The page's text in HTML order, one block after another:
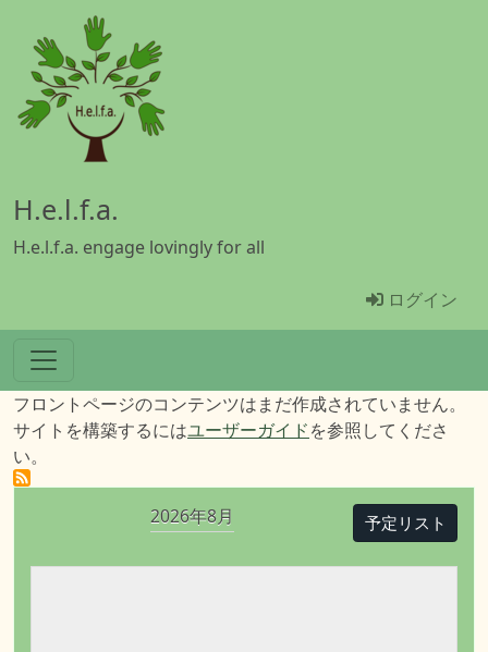
メインコンテンツに移動
H.e.l.f.a.
H.e.l.f.a. engage lovingly for all
Menü
ログイン
フロントページのコンテンツはまだ作成されていません。
サイトを構築するにはユーザーガイドを参照してくださ
い。
2026年8月 予定リスト